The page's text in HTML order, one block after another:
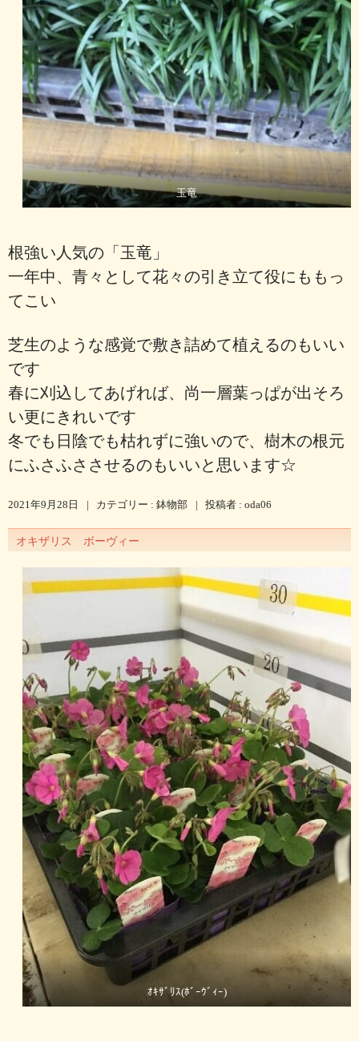
玉竜
根強い人気の「玉竜」
一年中、青々として花々の引き立て役にももっ
てこい
芝生のような感覚で敷き詰めて植えるのもいい
です
春に刈込してあげれば、尚一層葉っぱが出そろ
い更にきれいです
冬でも日陰でも枯れずに強いので、樹木の根元
にふさふささせるのもいいと思います☆
2021年9月28日 | カテゴリー : 鉢物部 | 投稿者 : oda06
オキザリス ボーヴィー
ｵｷｻﾞﾘｽ(ﾎﾞｰｳﾞｨｰ)